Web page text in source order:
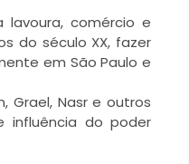
lavoura, comércio e
do século XX, fazer
em São Paulo e
Grael, Nasr e outros
influência do poder